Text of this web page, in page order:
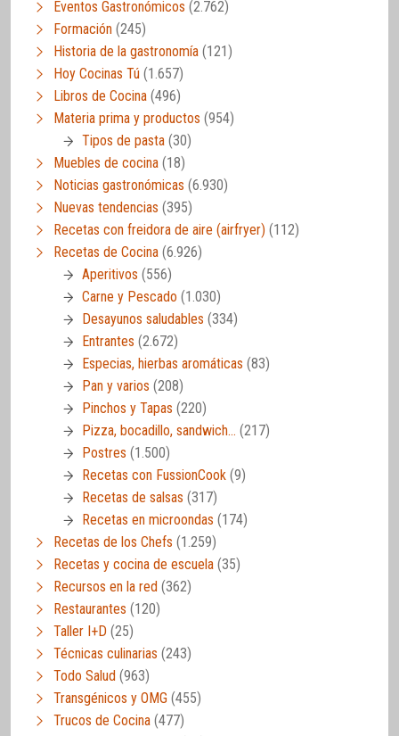
Eventos Gastronómicos (2.762)
Formación (245)
Historia de la gastronomía (121)
Hoy Cocinas Tú (1.657)
Libros de Cocina (496)
Materia prima y productos (954)
Tipos de pasta (30)
Muebles de cocina (18)
Noticias gastronómicas (6.930)
Nuevas tendencias (395)
Recetas con freidora de aire (airfryer) (112)
Recetas de Cocina (6.926)
Aperitivos (556)
Carne y Pescado (1.030)
Desayunos saludables (334)
Entrantes (2.672)
Especias, hierbas aromáticas (83)
Pan y varios (208)
Pinchos y Tapas (220)
Pizza, bocadillo, sandwich… (217)
Postres (1.500)
Recetas con FussionCook (9)
Recetas de salsas (317)
Recetas en microondas (174)
Recetas de los Chefs (1.259)
Recetas y cocina de escuela (35)
Recursos en la red (362)
Restaurantes (120)
Taller I+D (25)
Técnicas culinarias (243)
Todo Salud (963)
Transgénicos y OMG (455)
Trucos de Cocina (477)